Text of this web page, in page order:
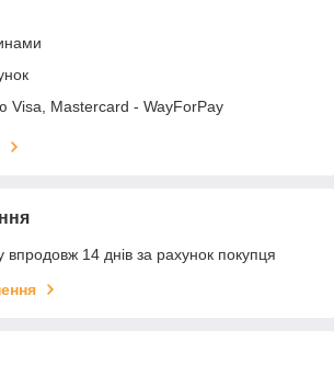
Visa, Mastercard - WayForPay
14 днів за рахунок покупця